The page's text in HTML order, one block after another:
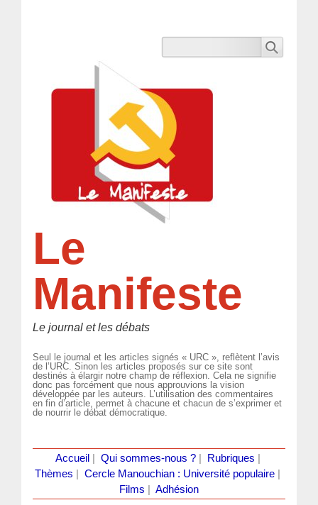
Le
Manifeste
Le journal et les débats
Seul le journal et les articles signés « URC », reflètent l’avis
de l’URC. Sinon les articles proposés sur ce site sont
destinés à élargir notre champ de réflexion. Cela ne signifie
donc pas forcément que nous approuvions la vision
développée par les auteurs. L’utilisation des commentaires
en fin d’article, permet à chacune et chacun de s’exprimer et
de nourrir le débat démocratique.
Accueil Qui sommes-nous ?| Rubriques
Thèmes
Cercle Manouchian : Université populaire
Films
Adhésion